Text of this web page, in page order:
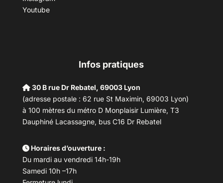
Youtube
Infos pratiques
30 B rue Dr Rebatel, 69003 Lyon
(adresse postale : 62 rue St Maximin, 69003 Lyon)
à 100 mètres du métro D Monplaisir Lumière, T3
Dauphiné Lacassagne, bus C16 Dr Rebatel
Horaires d’ouverture :
Du mardi au vendredi 14h-19h
Samedi 10h –17h